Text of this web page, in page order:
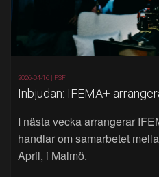
2026-04-16 | FSF
Inbjudan: IFEMA+
I nästa vecka arrangerar
handlar om samarbetet
April, i Malmö.